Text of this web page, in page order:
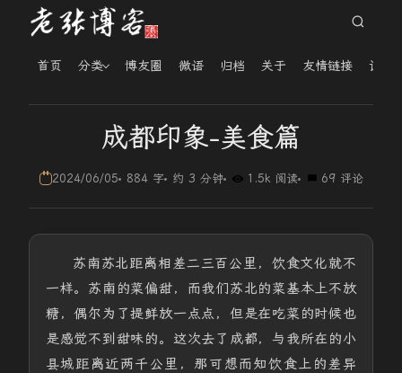
首页 分类 博友圈 微语 归档 关于 友情链接 读者
成都印象-美食篇
2024/06/05 884 字 约 3 分钟 1.5k 阅读 69 评论
苏南苏北距离相差二三百公里，饮食文化就不
一样。苏南的菜偏甜，而我们苏北的菜基本上不放
糖，偶尔为了提鲜放一点点，但是在吃菜的时候也
是感觉不到甜味的。这次去了成都，与我所在的小
县城距离近两千公里，那可想而知饮食上的差异